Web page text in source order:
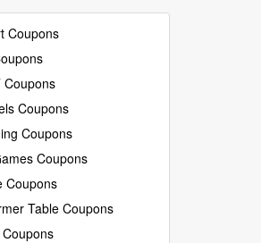
Coupons
Coupons
Coupons
Coupons
Coupons
Coupons
Table Coupons